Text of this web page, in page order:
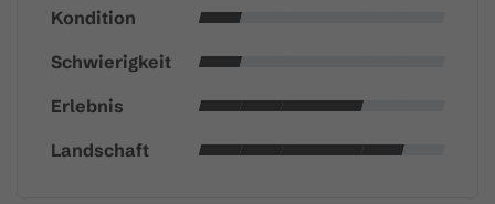
Kondition
Schwierigkeit
Erlebnis
Landschaft